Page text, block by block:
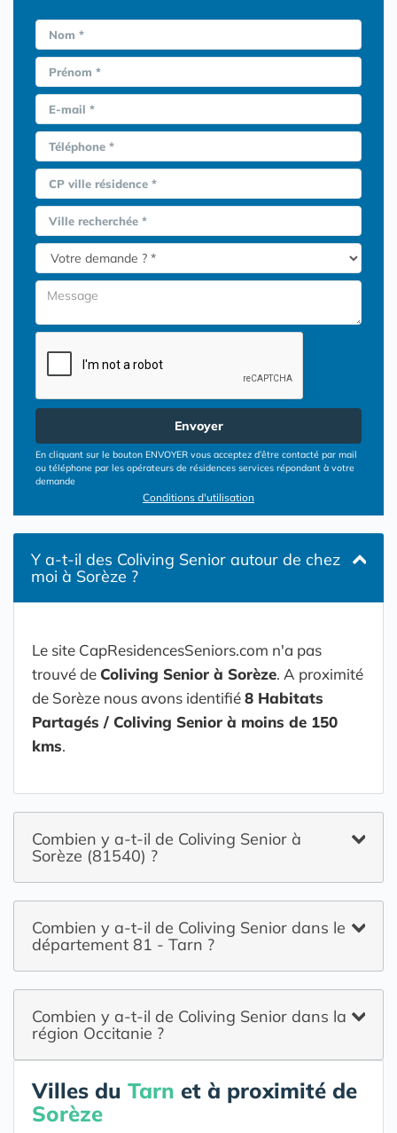
Nom *
Prénom *
E-mail *
Téléphone *
CP ville résidence *
Ville recherchée *
Envoyer
En cliquant sur le bouton ENVOYER vous acceptez d’être contacté par mail
ou téléphone par les opérateurs de résidences services répondant à votre
demande
Conditions d'utilisation
Y a-t-il des Coliving Senior autour de chez
moi à Sorèze ?
Le site CapResidencesSeniors.com n'a pas
trouvé de Coliving Senior à Sorèze. A proximité
de Sorèze nous avons identifié8 Habitats
Partagés / Coliving Senior à moins de 150
kms.
Combien y a-t-il de Coliving Senior à
Sorèze (81540) ?
Combien y a-t-il de Coliving Senior dans le
département 81 - Tarn ?
Combien y a-t-il de Coliving Senior dans la
région Occitanie ?
Villes du Tarn et à proximité de
Sorèze